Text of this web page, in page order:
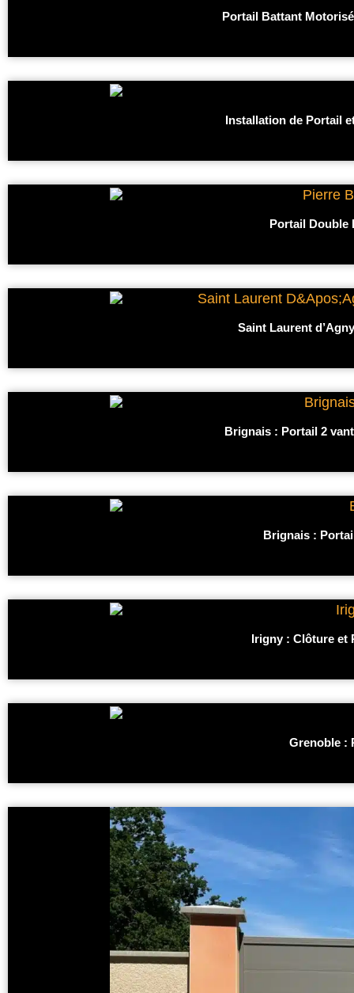
Portail Battant
Installation de Portail
Portail Double
Saint Laurent
Brignais : Portail 2
Brignais :
Irigny : Clôture et
Grenoble :